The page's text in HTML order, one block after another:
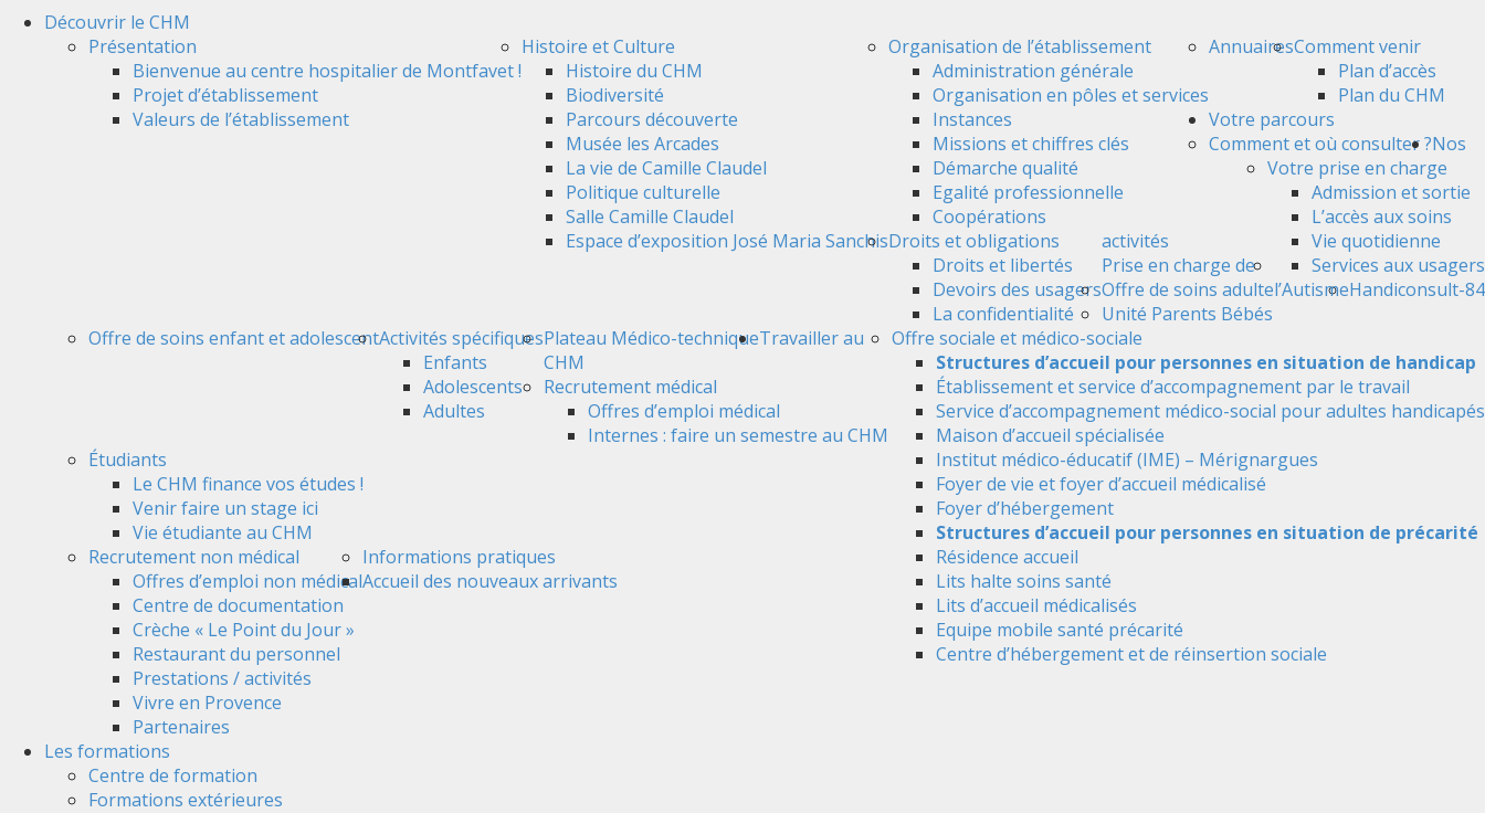
Découvrir le CHM
Présentation
Bienvenue au centre hospitalier de Montfavet !
Projet d’établissement
Valeurs de l’établissement
Histoire et Culture
Histoire du CHM
Biodiversité
Parcours découverte
Musée les Arcades
La vie de Camille Claudel
Politique culturelle
Salle Camille Claudel
Espace d’exposition José Maria Sanchis
Organisation de l’établissement
Administration générale
Organisation en pôles et services
Instances
Missions et chiffres clés
Démarche qualité
Egalité professionnelle
Coopérations
AnnuairesComment venir
Plan d’accès
Plan du CHM
Votre parcours
Comment et où consulter ?
Votre prise en charge
Admission et sortie
L’accès aux soins
Vie quotidienne
Services aux usagers
Droits et obligations
Droits et libertés
Devoirs des usagers
La confidentialité
Nos
activités
Offre de soins adulte
Handiconsult-84
Offre sociale et médico-sociale
Structures d’accueil pour personnes en situation de handicap
Établissement et service d’accompagnement par le travail
Service d’accompagnement médico-social pour adultes handicapés
Maison d’accueil spécialisée
Institut médico-éducatif (IME) – Mérignargues
Foyer de vie et foyer d’accueil médicalisé
Foyer d’hébergement
Structures d’accueil pour personnes en situation de précarité
Résidence accueil
Lits halte soins santé
Lits d’accueil médicalisés
Equipe mobile santé précarité
Centre d’hébergement et de réinsertion sociale
Offre de soins enfant et adolescentActivités spécifiques
Enfants
Adolescents
Adultes
Plateau Médico-technique
Prise en charge de
l’Autisme
Unité Parents Bébés
Travailler au
CHM
Recrutement médical
Offres d’emploi médical
Internes : faire un semestre au CHM
Étudiants
Le CHM finance vos études !
Venir faire un stage ici
Vie étudiante au CHM
Recrutement non médical
Offres d’emploi non médical
Informations pratiques
Accueil des nouveaux arrivants
Centre de documentation
Crèche « Le Point du Jour »
Restaurant du personnel
Prestations / activités
Vivre en Provence
Partenaires
Les formations
Centre de formation
Formations extérieures